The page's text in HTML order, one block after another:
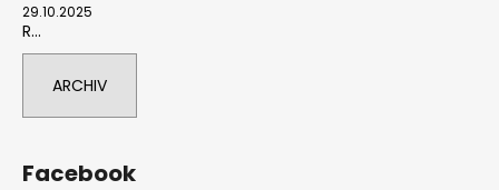
29.10.2025
R...
ARCHIV
Facebook